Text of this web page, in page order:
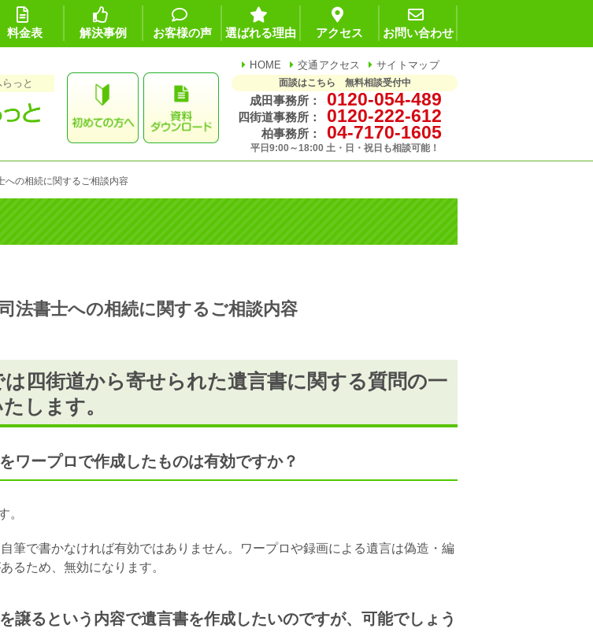
料金表 解決事例 お客様の声 選ばれる理由 アクセス お問い合わせ
っと
HOME 交通アクセス サイトマップ
面談はこちら 無料相談受付中
成田事務所： 0120-054-489
四街道事務所： 0120-222-612
柏事務所： 04-7170-1605
平日9:00～18:00 土・日・祝日も相談可能！
への相続に関するご相談内容
法書士への相続に関するご相談内容
四街道から寄せられた遺言書に関する質問の一
します。
ワープロで作成したものは有効ですか？
。
筆で書かなければ有効ではありません。ワープロや録画による遺言は偽造・編
るため、無効になります。
譲るという内容で遺言書を作成したいのですが、可能でしょう